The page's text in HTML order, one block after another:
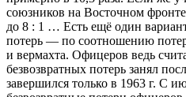
союзников на Восточном
до 8 : 1 … Есть ещё один
потерь — по соотношению
и вермахта. Офицеров ведь
безвозвратных потерь занял
завершился только в 1963 г. С